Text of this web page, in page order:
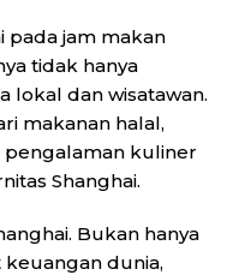
pada jam makan
tidak hanya
lokal dan wisatawan.
makanan halal,
kuliner
Shanghai.
Bukan hanya
dunia,